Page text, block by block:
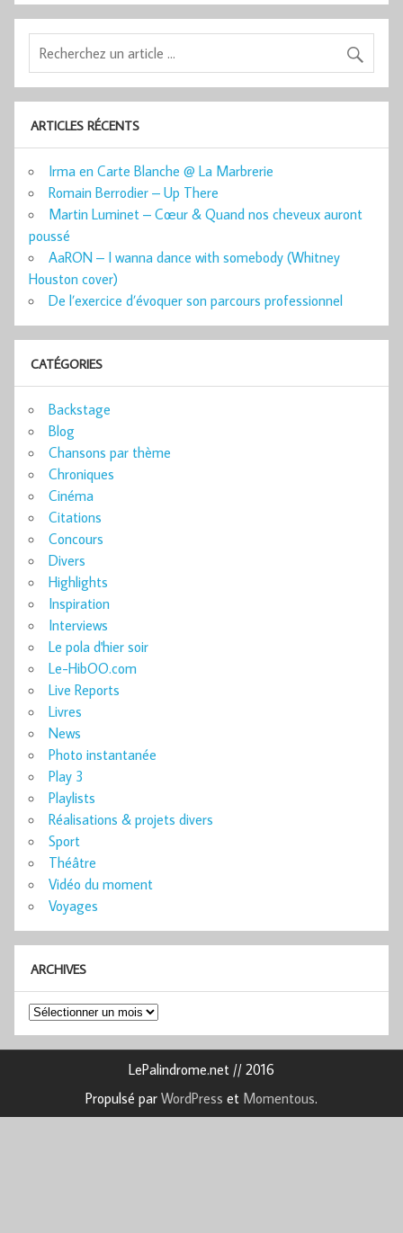
ARTICLES RÉCENTS
Irma en Carte Blanche @ La Marbrerie
Romain Berrodier – Up There
Martin Luminet – Cœur & Quand nos cheveux auront
poussé
AaRON – I wanna dance with somebody (Whitney
Houston cover)
De l’exercice d’évoquer son parcours professionnel
CATÉGORIES
Backstage
Blog
Chansons par thème
Chroniques
Cinéma
Citations
Concours
Divers
Highlights
Inspiration
Interviews
Le pola d'hier soir
Le-HibOO.com
Live Reports
Livres
News
Photo instantanée
Play 3
Playlists
Réalisations & projets divers
Sport
Théâtre
Vidéo du moment
Voyages
ARCHIVES
Archives
LePalindrome.net // 2016
Propulsé par WordPress et Momentous.